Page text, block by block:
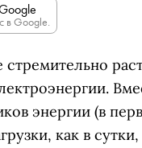
в Google.
энергии (в
как в